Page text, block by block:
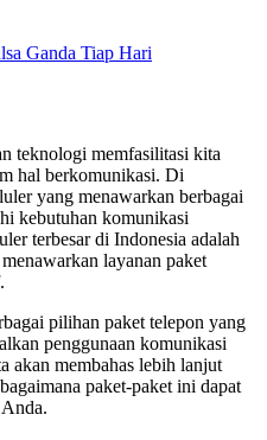
Ganda Tiap Hari
teknologi memfasilitasi kita
hal berkomunikasi. Di
yang menawarkan berbagai
kebutuhan komunikasi
terbesar di Indonesia adalah
layanan paket
pilihan paket telepon yang
penggunaan komunikasi
akan membahas lebih lanjut
paket-paket ini dapat